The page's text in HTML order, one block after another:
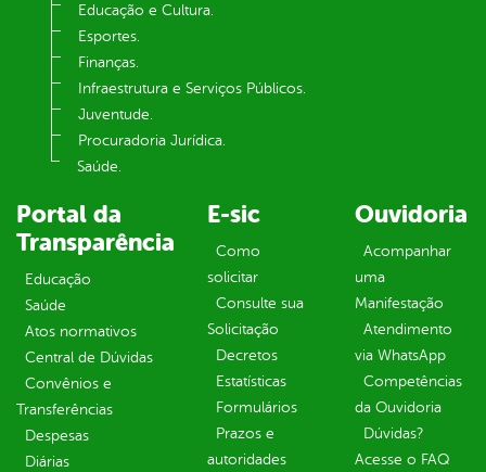
Educação e Cultura.
Esportes.
Finanças.
Infraestrutura e Serviços Públicos.
Juventude.
Procuradoria Jurídica.
Saúde.
Portal da
Transparência
Educação
Saúde
Atos normativos
Central de Dúvidas
Convênios e
Transferências
Despesas
Diárias
E-sic
Como
solicitar
Consulte sua
Solicitação
Decretos
Estatísticas
Formulários
Prazos e
autoridades
Ouvidoria
Acompanhar
uma
Manifestação
Atendimento
via WhatsApp
Competências
da Ouvidoria
Dúvidas?
Acesse o FAQ